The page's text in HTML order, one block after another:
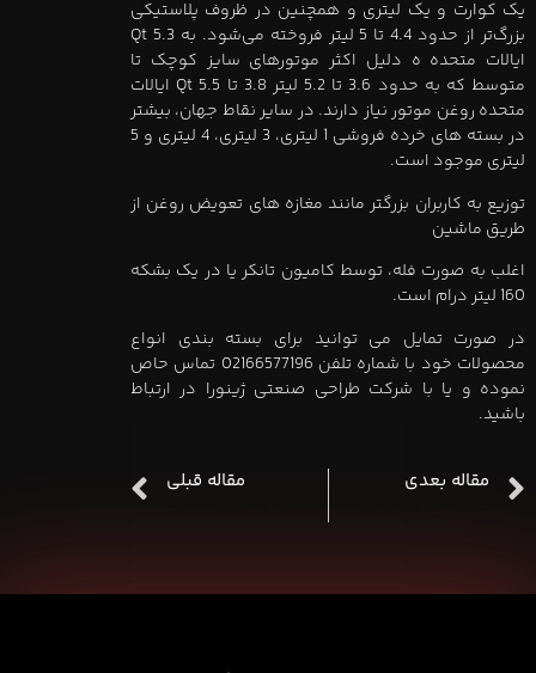
یک کوارت و یک لیتری و همچنین در ظروف پلاستیکی
بزرگ‌تر از حدود 4.4 تا 5 لیتر فروخته می‌شود. به 5.3 Qt
ایالات متحده ه دلیل اکثر موتورهای سایز کوچک تا
متوسط ​​که به حدود 3.6 تا 5.2 لیتر 3.8 تا 5.5 Qt ایالات
متحده روغن موتور نیاز دارند. در سایر نقاط جهان، بیشتر
در بسته های خرده فروشی 1 لیتری، 3 لیتری، 4 لیتری و 5
لیتری موجود است.
توزیع به کاربران بزرگتر مانند مغازه های تعویض روغن از
طریق ماشین
اغلب به صورت فله، توسط کامیون تانکر یا در یک بشکه
160 لیتر درام است.
در صورت تمایل می توانید برای بسته بندی انواع
محصولات خود با شماره تلفن 02166577196 تماس حاص
نموده و یا با شرکت طراحی صنعتی ژینورا در ارتباط
باشید.
مقاله قبلی
مقاله بعدی